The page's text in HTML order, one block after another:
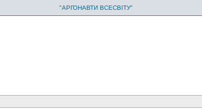
"АРГОНАВТИ ВСЕСВІТУ"